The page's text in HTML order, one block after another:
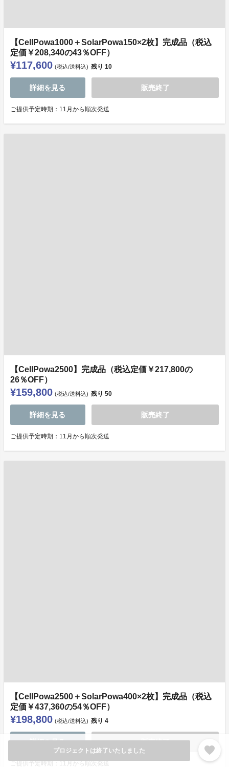
プロジェクトは終了いたしました favorite
【CellPowa1000＋SolarPowa150×2枚】完成品（税込
定価￥208,340の43％OFF）
¥117,600 (税込/送料込) 残り 10
詳細を見る 販売終了
ご提供予定時期：11月から順次発送
【CellPowa2500】完成品（税込定価￥217,800の
26％OFF）
¥159,800 (税込/送料込) 残り 50
詳細を見る 販売終了
ご提供予定時期：11月から順次発送
【CellPowa2500＋SolarPowa400×2枚】完成品（税込
定価￥437,360の54％OFF）
¥198,800 (税込/送料込) 残り 4
詳細を見る 販売終了
ご提供予定時期：11月から順次発送